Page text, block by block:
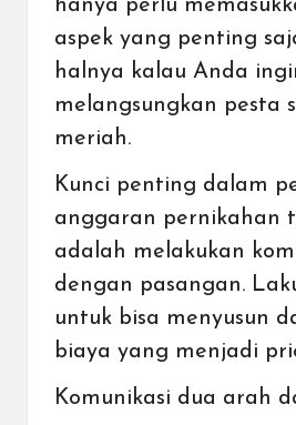
hanya perlu
aspek yang penting
halnya kalau Anda
melangsungkan pesta
meriah.
Kunci penting dalam
anggaran pernikahan
adalah melakukan
dengan pasangan.
untuk bisa menyusun
biaya yang menjadi
Komunikasi dua arah